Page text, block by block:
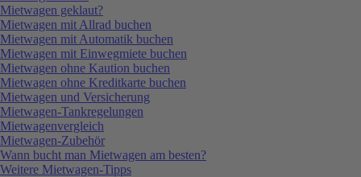
Mietwagen geklaut?
Mietwagen mit Allrad buchen
Mietwagen mit Automatik buchen
Mietwagen mit Einwegmiete buchen
Mietwagen ohne Kaution buchen
Mietwagen ohne Kreditkarte buchen
Mietwagen und Versicherung
Mietwagen-Tankregelungen
Mietwagenvergleich
Mietwagen-Zubehör
Wann bucht man Mietwagen am besten?
Weitere Mietwagen-Tipps